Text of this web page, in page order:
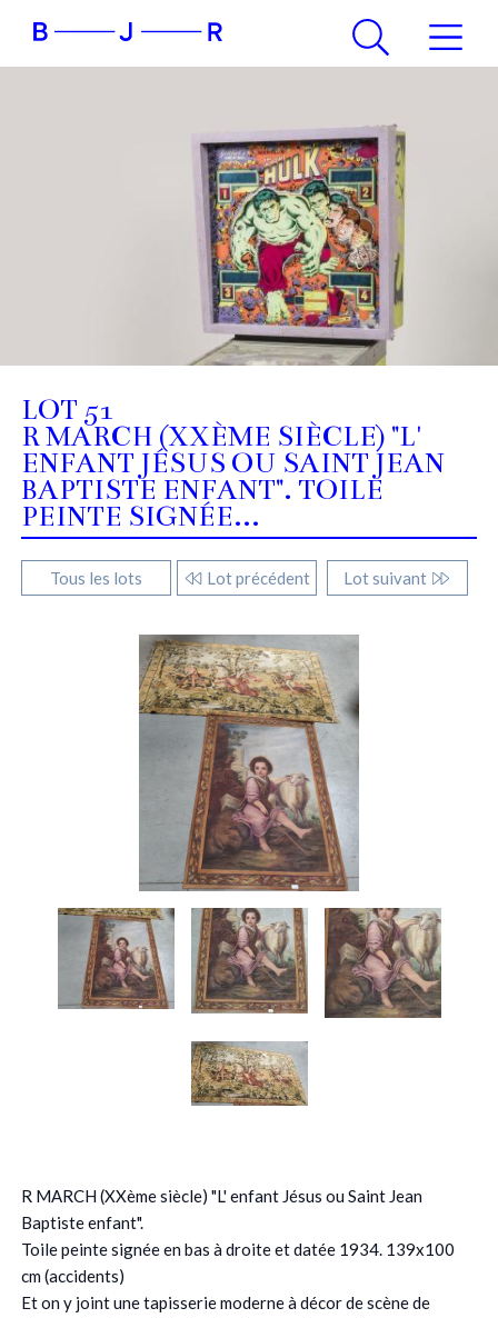
LOT 51
R MARCH (XXÈME SIÈCLE) "L'
ENFANT JÉSUS OU SAINT JEAN
BAPTISTE ENFANT". TOILE
PEINTE SIGNÉE...
Tous les lots Lot précédent Lot suivant
R MARCH (XXème siècle) "L' enfant Jésus ou Saint Jean
Baptiste enfant".
Toile peinte signée en bas à droite et datée 1934. 139x100
cm (accidents)
Et on y joint une tapisserie moderne à décor de scène de